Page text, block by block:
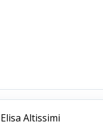
Elisa Altissimi